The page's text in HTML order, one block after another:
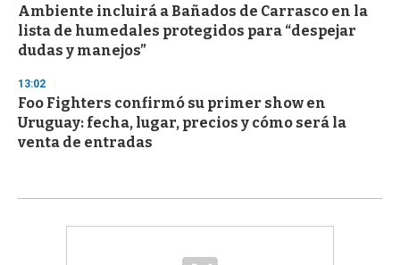
Ambiente incluirá a Bañados de Carrasco en la
lista de humedales protegidos para “despejar
dudas y manejos”
13:02
Foo Fighters confirmó su primer show en
Uruguay: fecha, lugar, precios y cómo será la
venta de entradas